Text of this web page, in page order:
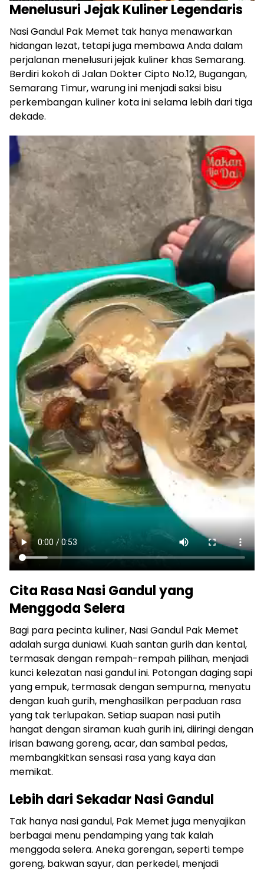
Menelusuri Jejak Kuliner Legendaris
Nasi Gandul Pak Memet tak hanya menawarkan
hidangan lezat, tetapi juga membawa Anda dalam
perjalanan menelusuri jejak kuliner khas Semarang.
Berdiri kokoh di Jalan Dokter Cipto No.12, Bugangan,
Semarang Timur, warung ini menjadi saksi bisu
perkembangan kuliner kota ini selama lebih dari tiga
dekade.
Cita Rasa Nasi Gandul yang
Menggoda Selera
Bagi para pecinta kuliner, Nasi Gandul Pak Memet
adalah surga duniawi. Kuah santan gurih dan kental,
termasak dengan rempah-rempah pilihan, menjadi
kunci kelezatan nasi gandul ini. Potongan daging sapi
yang empuk, termasak dengan sempurna, menyatu
dengan kuah gurih, menghasilkan perpaduan rasa
yang tak terlupakan. Setiap suapan nasi putih
hangat dengan siraman kuah gurih ini, diiringi dengan
irisan bawang goreng, acar, dan sambal pedas,
membangkitkan sensasi rasa yang kaya dan
memikat.
Lebih dari Sekadar Nasi Gandul
Tak hanya nasi gandul, Pak Memet juga menyajikan
berbagai menu pendamping yang tak kalah
menggoda selera. Aneka gorengan, seperti tempe
goreng, bakwan sayur, dan perkedel, menjadi